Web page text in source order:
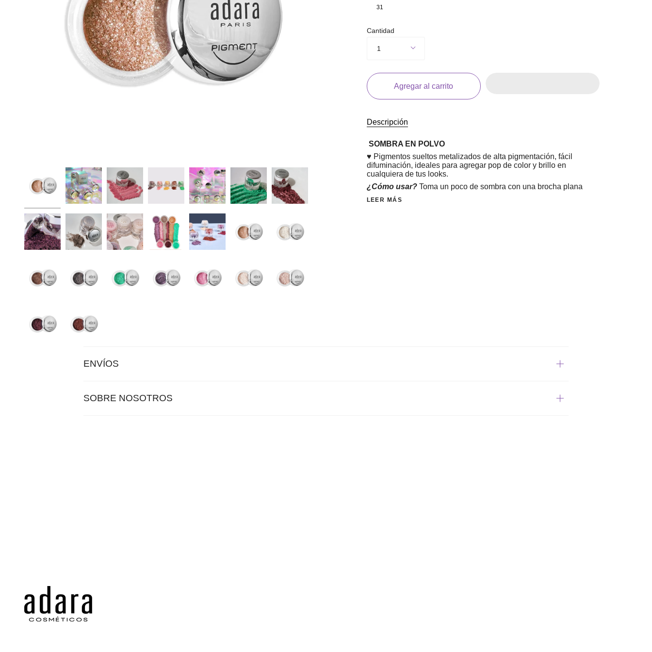
31
Cantidad
1
Agregar al carrito
Descripción
SOMBRA EN POLVO
♥ Pigmentos sueltos metalizados de alta pigmentación, fácil
difuminación, ideales para agregar pop de color y brillo en
cualquiera de tus looks.
¿Cómo usar? Toma un poco de sombra con una brocha plana
LEER MÁS
ENVÍOS
SOBRE NOSOTROS